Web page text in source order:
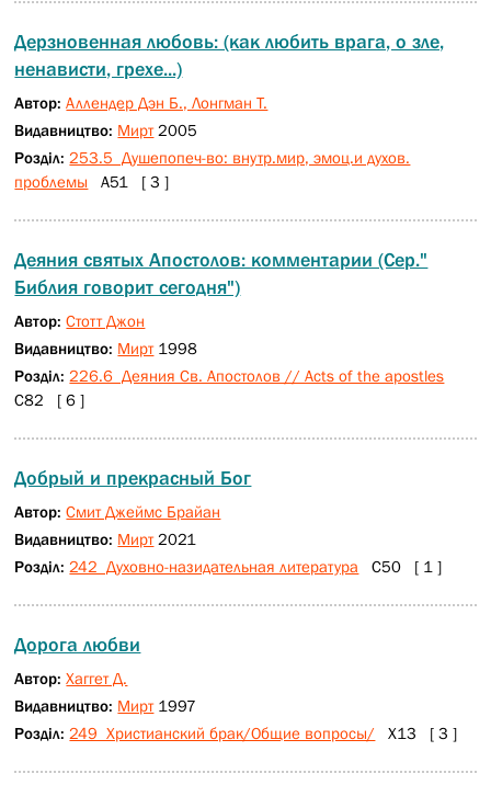
Дерзновенная любовь: (как любить врага, о зле,
ненависти, грехе...)
Автор:Аллендер Дэн Б., Лонгман Т.
Видавництво: Мирт2005
Розділ: 253.5 Душепопеч-во: внутр.мир, эмоц.и духов.
проблемы А51 [ 3 ]
Деяния святых Апостолов: комментарии (Сер."
Библия говорит сегодня")
Автор:Стотт Джон
Видавництво: Мирт1998
Розділ: 226.6 Деяния Св. Апостолов // Acts of the apostles
С82 [ 6 ]
Добрый и прекрасный Бог
Автор:Смит Джеймс Брайан
Видавництво: Мирт2021
Розділ: 242 Духовно-назидательная литература С50 [ 1 ]
Дорога любви
Автор:Хаггет Д.
Видавництво: Мирт1997
Розділ: 249 Христианский брак/Общие вопросы/ Х13 [ 3 ]